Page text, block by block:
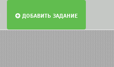
ДОБАВИТЬ ЗАДАНИЕ